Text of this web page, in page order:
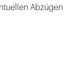
Abzügen